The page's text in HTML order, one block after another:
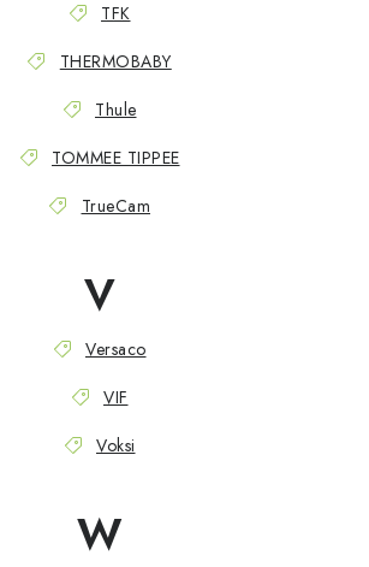
TFK
THERMOBABY
Thule
TOMMEE TIPPEE
TrueCam
V
Versaco
VIF
Voksi
W